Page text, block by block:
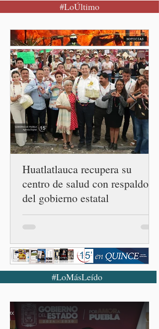
federal, David Kershenobich
exista un brote activo de
ciclosporiasis en México,
luego del incremento de
casos registrado en Estados
Unidos. Durante la
conferencia matutina en
Palacio Nacional, el
funcionario informó que en
el país únicamente se han
confirmado 33 casos de esta
enferme
#LoÚltimo
Huatlatlauca recupera su
centro de salud con respaldo
del gobierno estatal
#LoMásLeído